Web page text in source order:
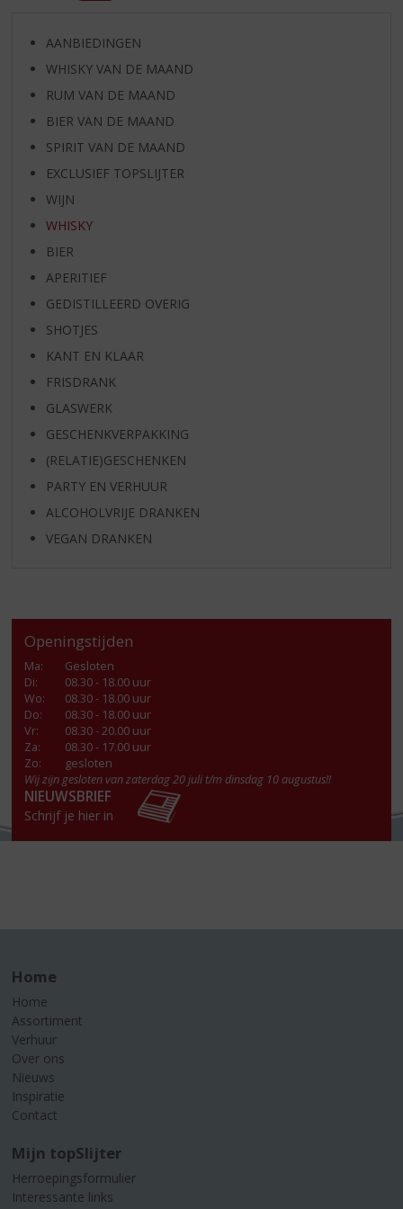
AANBIEDINGEN
WHISKY VAN DE MAAND
RUM VAN DE MAAND
BIER VAN DE MAAND
SPIRIT VAN DE MAAND
EXCLUSIEF TOPSLIJTER
WIJN
WHISKY
BIER
APERITIEF
GEDISTILLEERD OVERIG
SHOTJES
KANT EN KLAAR
FRISDRANK
GLASWERK
GESCHENKVERPAKKING
(RELATIE)GESCHENKEN
PARTY EN VERHUUR
ALCOHOLVRIJE DRANKEN
VEGAN DRANKEN
Openingstijden
Ma:
Gesloten
Di:
08.30 - 18.00 uur
Wo:
08.30 - 18.00 uur
Do:
08.30 - 18.00 uur
Vr:
08.30 - 20.00 uur
Za:
08.30 - 17.00 uur
Zo:
gesloten
Wij zijn gesloten van zaterdag 20 juli t/m dinsdag 10 augustus!!
NIEUWSBRIEF
Schrijf je hier in
Home
Home
Assortiment
Verhuur
Over ons
Nieuws
Inspiratie
Contact
Mijn topSlijter
Herroepingsformulier
Interessante links